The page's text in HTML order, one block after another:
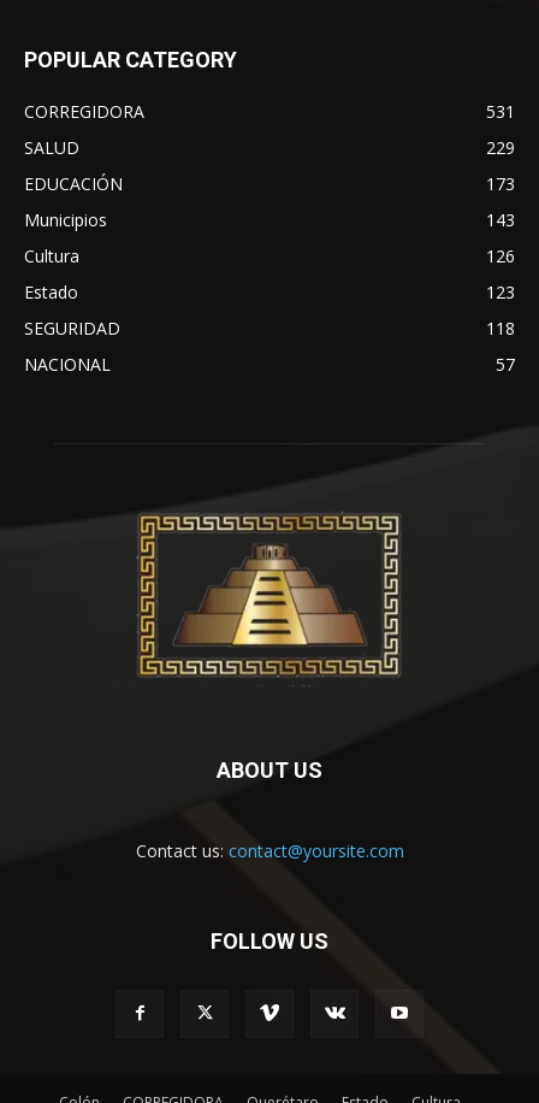
POPULAR CATEGORY
CORREGIDORA
531
SALUD
229
EDUCACIÓN
173
Municipios
143
Cultura
126
Estado
123
SEGURIDAD
118
NACIONAL
57
ABOUT US
Contact us: contact@yoursite.com
FOLLOW US